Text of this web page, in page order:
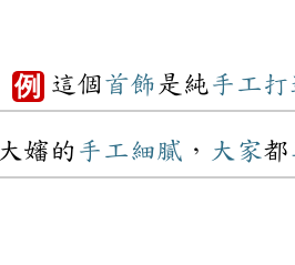
例 這個首飾 是純手工打
嬸的 手工細膩 ， 大家都